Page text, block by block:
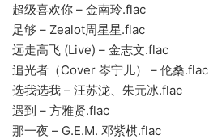
超级喜欢你 – 金南玲.flac
足够 – Zealot周星星.flac
远走高飞 (Live) – 金志文.flac
追光者（Cover 岑宁儿） – 伦桑.flac
选我选我 – 汪苏泷、朱元冰.flac
遇到 – 方雅贤.flac
那一夜 – G.E.M. 邓紫棋.flac